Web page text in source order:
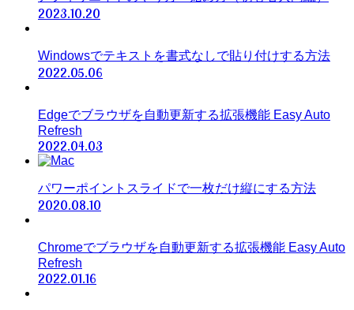
2023.10.20
Windowsでテキストを書式なしで貼り付けする方法
2022.05.06
Edgeでブラウザを自動更新する拡張機能 Easy Auto
Refresh
2022.04.03
パワーポイントスライドで一枚だけ縦にする方法
2020.08.10
Chromeでブラウザを自動更新する拡張機能 Easy Auto
Refresh
2022.01.16